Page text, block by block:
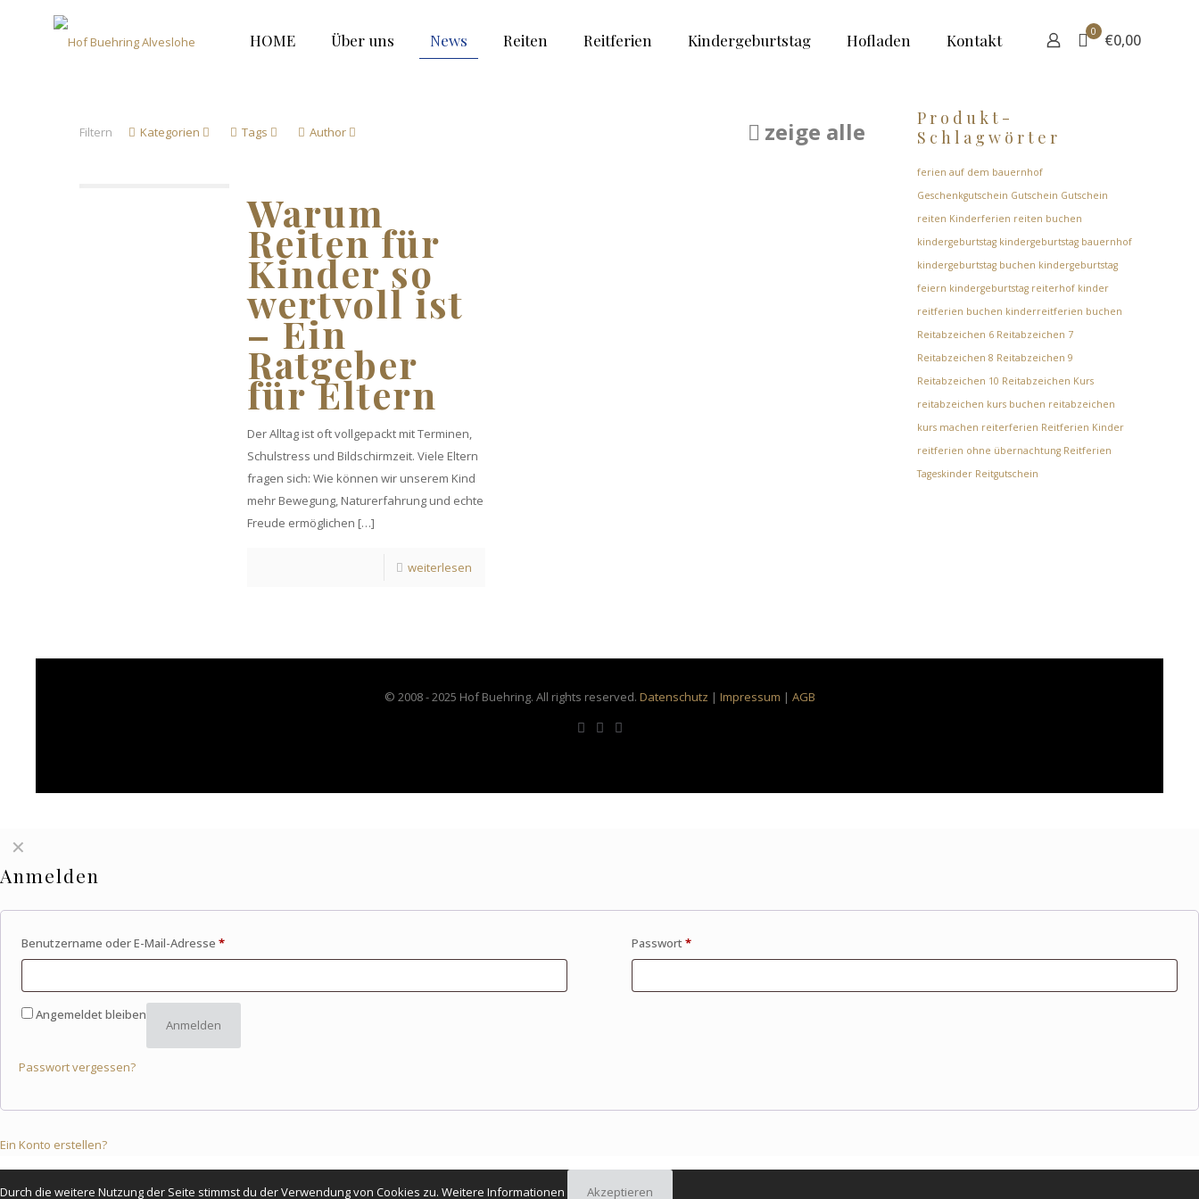
HOME Über uns News Reiten Reitferien Kindergeburtstag Hofladen Kontakt 0 €0,00
Filtern Kategorien Tags Author zeige alle
Warum
Reiten für
Kinder so
wertvoll ist
– Ein
Ratgeber
für Eltern
Der Alltag ist oft vollgepackt mit Terminen,
Schulstress und Bildschirmzeit. Viele Eltern
fragen sich: Wie können wir unserem Kind
mehr Bewegung, Naturerfahrung und echte
Freude ermöglichen […]
weiterlesen
Produkt-
Schlagwörter
ferien auf dem bauernhof
Geschenkgutschein Gutschein Gutschein
reiten Kinderferien reiten buchen
kindergeburtstag kindergeburtstag bauernhof
kindergeburtstag buchen kindergeburtstag
feiern kindergeburtstag reiterhof kinder
reitferien buchen kinderreitferien buchen
Reitabzeichen 6 Reitabzeichen 7
Reitabzeichen 8 Reitabzeichen 9
Reitabzeichen 10 Reitabzeichen Kurs
reitabzeichen kurs buchen reitabzeichen
kurs machen reiterferien Reitferien Kinder
reitferien ohne übernachtung Reitferien
Tageskinder Reitgutschein
© 2008 - 2025 Hof Buehring. All rights reserved. Datenschutz | Impressum | AGB
✕
Anmelden
Benutzername oder E-Mail-Adresse * Passwort*
Angemeldet bleiben
Anmelden
Passwort vergessen?
Ein Konto erstellen?
Durch die weitere Nutzung der Seite stimmst du der Verwendung von Cookies zu. Weitere Informationen Akzeptieren